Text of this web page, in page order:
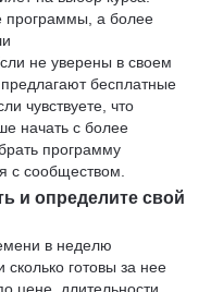
программы, а более
не уверены в своем
бесплатные
чувствуете, что
начать с более
программу
с сообществом.
и определите свой
в неделю
сколько готовы за нее